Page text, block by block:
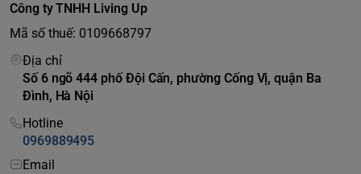
Công ty TNHH Living Up
Mã số thuế: 0109668797
Địa chỉ
Số 6 ngõ 444 phố Đội Cấn, phường Cống Vị, quận Ba
Đình, Hà Nội
Hotline
0969889495
Email